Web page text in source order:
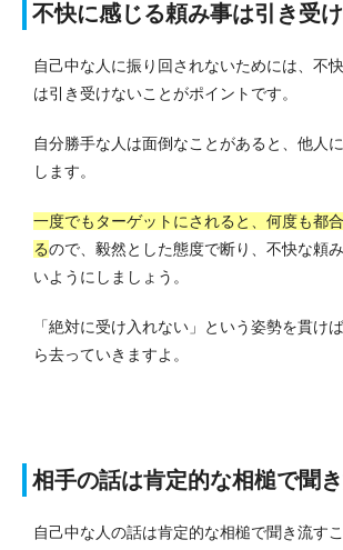
不快に感じる頼み事は引き受
自己中な人に振り回されないためには、不
は引き受けないことがポイントです。
自分勝手な人は面倒なことがあると、他人
します。
一度でもターゲットにされると、何度も都
るので、毅然とした態度で断り、不快な頼
いようにしましょう。
「絶対に受け入れない」という姿勢を貫け
ら去っていきますよ。
相手の話は肯定的な相槌で聞
自己中な人の話は肯定的な相槌で聞き流すこ